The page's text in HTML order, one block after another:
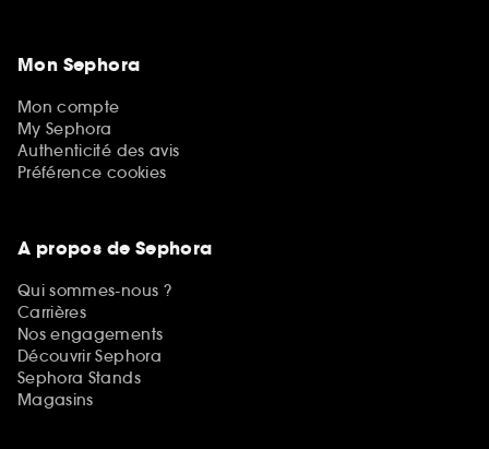
Mon Sephora
Mon compte
My Sephora
Authenticité des avis
Préférence cookies
A propos de Sephora
Qui sommes-nous ?
Carrières
Nos engagements
Découvrir Sephora
Sephora Stands
Magasins